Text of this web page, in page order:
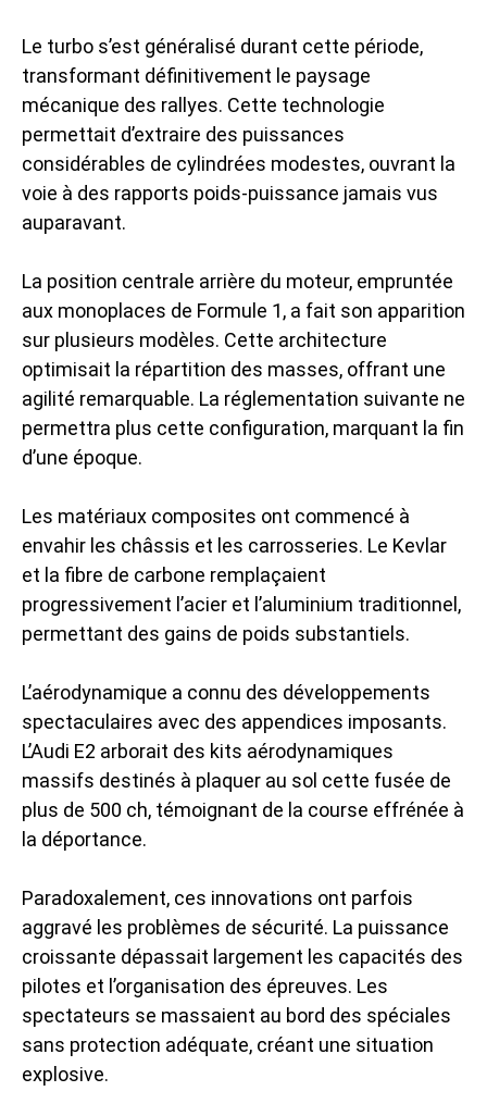
Le turbo s’est généralisé durant cette période,
transformant définitivement le paysage
mécanique des rallyes. Cette technologie
permettait d’extraire des puissances
considérables de cylindrées modestes, ouvrant la
voie à des rapports poids-puissance jamais vus
auparavant.
La position centrale arrière du moteur, empruntée
aux monoplaces de Formule 1, a fait son apparition
sur plusieurs modèles. Cette architecture
optimisait la répartition des masses, offrant une
agilité remarquable. La réglementation suivante ne
permettra plus cette configuration, marquant la fin
d’une époque.
Les matériaux composites ont commencé à
envahir les châssis et les carrosseries. Le Kevlar
et la fibre de carbone remplaçaient
progressivement l’acier et l’aluminium traditionnel,
permettant des gains de poids substantiels.
L’aérodynamique a connu des développements
spectaculaires avec des appendices imposants.
L’Audi E2 arborait des kits aérodynamiques
massifs destinés à plaquer au sol cette fusée de
plus de 500 ch, témoignant de la course effrénée à
la déportance.
Paradoxalement, ces innovations ont parfois
aggravé les problèmes de sécurité. La puissance
croissante dépassait largement les capacités des
pilotes et l’organisation des épreuves. Les
spectateurs se massaient au bord des spéciales
sans protection adéquate, créant une situation
explosive.